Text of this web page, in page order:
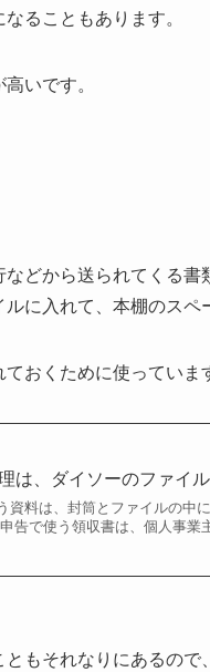
ることもあります。
いです。
どから送られてくる書
に入れて、本棚のスペ
おくために使っていま
は、ダイソーのファイ
資料は、封筒とファイルの中
告で使う領収書は、個人事業
もそれなりにあるので